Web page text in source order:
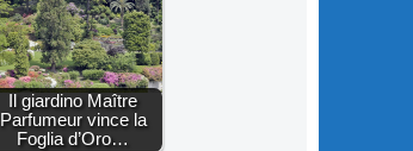
Il giardino Maître
Parfumeur vince la
Foglia d’Oro…